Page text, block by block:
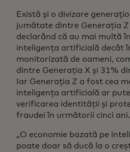
Există și o divizare
jumătate dintre Generația Z
declarând că au mai multă
inteligența artificială decât
monitorizată de oameni,
dintre Generația X și 31%
Iar Generația Z a fost cea
inteligența artificială ar
verificarea identității și
fraudei în următorii cinci ani.
„O economie bazată pe
poate doar să ducă la o